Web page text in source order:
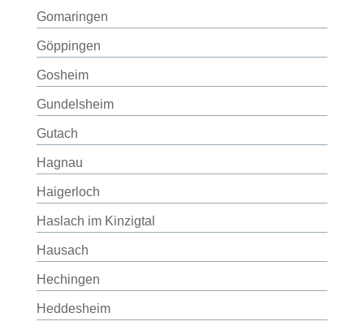
Gomaringen
Göppingen
Gosheim
Gundelsheim
Gutach
Hagnau
Haigerloch
Haslach im Kinzigtal
Hausach
Hechingen
Heddesheim